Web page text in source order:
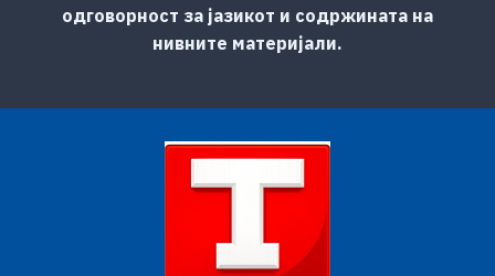
одговорност за јазикот и содржината на
нивните материјали.